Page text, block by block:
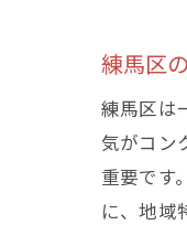
練馬区
練馬区は
気がコン
重要です
に、地域